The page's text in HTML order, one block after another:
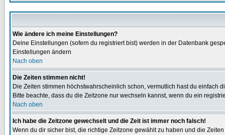
Wie ändere ich meine Einstellungen?
Deine Einstellungen (sofern du registriert bist) werden in der Datenbank
Einstellungen ändern
Nach oben
Die Zeiten stimmen nicht!
Die Zeiten stimmen höchstwahrscheinlich schon, vermutlich hast du einfach
Bitte beachte, dass du die Zeitzone nur wechseln kannst, wenn du ein
Nach oben
Ich habe die Zeitzone gewechselt und die Zeit ist immer noch falsch!
Wenn du dir sicher bist, die richtige Zeitzone gewählt zu haben und die